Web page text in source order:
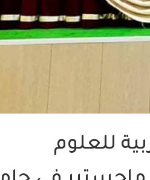
للعلوم